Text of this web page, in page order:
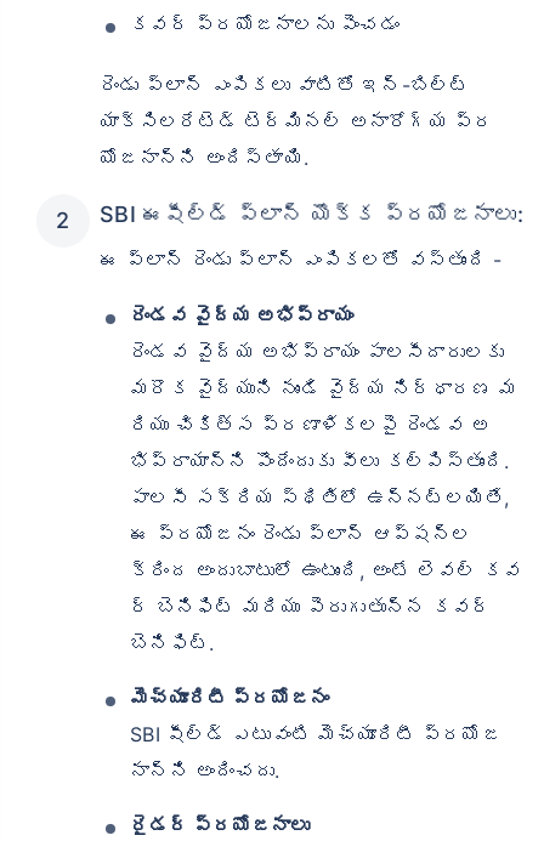
కవర్ ప్రయోజనాలను పెంచడం
రెండు ప్లాన్ ఎంపికలు వాటితో ఇన్-బిల్ట్
యాక్సిలరేటెడ్ టెర్మినల్ అనారోగ్య ప్ర
యోజనాన్ని అందిస్తాయి.
SBI ఈషీల్డ్ ప్లాన్ యొక్క ప్రయోజనాలు:
ఈ ప్లాన్ రెండు ప్లాన్ ఎంపికలతో వస్తుంది -
రెండవ వైద్య అభిప్రాయం
రెండవ వైద్య అభిప్రాయం పాలసీదారులకు
మరొక వైద్యుని నుండి వైద్య నిర్ధారణ మ
రియు చికిత్స ప్రణాళికలపై రెండవ అ
భిప్రాయాన్ని పొందేందుకు వీలు కల్పిస్తుంది.
పాలసీ సక్రియ స్థితిలో ఉన్నట్లయితే,
ఈ ప్రయోజనం రెండు ప్లాన్ ఆప్షన్‌ల
క్రింద అందుబాటులో ఉంటుంది, అంటే లెవల్ కవ
ర్ బెనిఫిట్ మరియు పెరుగుతున్న కవర్
బెనిఫిట్.
మెచ్యూరిటీ ప్రయోజనం
SBI షీల్డ్ ఎటువంటి మెచ్యూరిటీ ప్రయోజ
నాన్ని అందించదు.
రైడర్ ప్రయోజనాలు